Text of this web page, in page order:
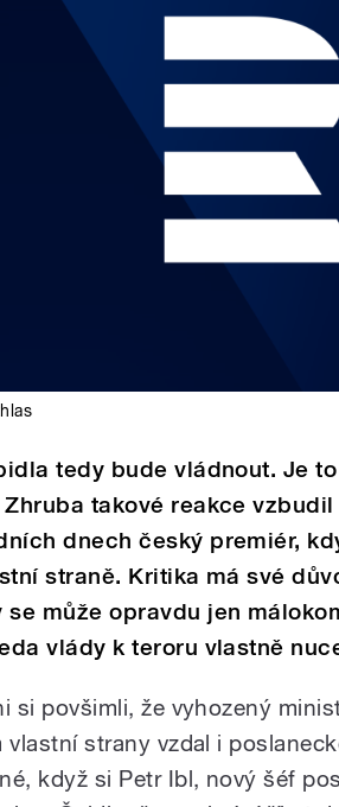
tedy bude vládnout. Je
takové reakce
dnech český premiér,
straně. Kritika má své
se může opravdu jen
vlády k teroru vlastně
si povšimli, že vyhozený
vlastní strany vzdal i
když si Petr Ibl, nový šéf